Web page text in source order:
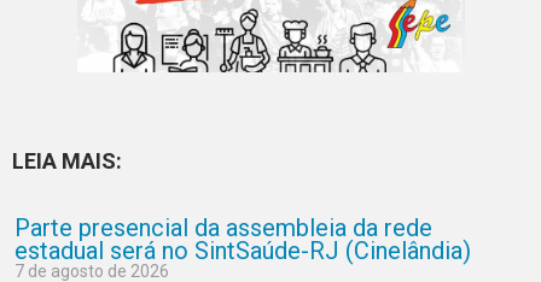
LEIA MAIS:
Parte presencial da assembleia da rede
estadual será no SintSaúde-RJ (Cinelândia)
7 de agosto de 2026